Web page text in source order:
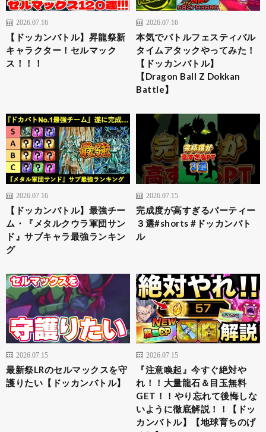
2026.07.16
【ドッカンバトル】昇龍祭新
キャラクター！セルマック
ス！！！
2026.07.16
本気でバトルフェスティバル
タイムアタックやってみた！
【ドッカンバトル】
【Dragon Ball Z Dokkan
Battle】
2026.07.16
【ドッカンバトル】最強チー
ム・『メタルクウラ軍団サン
ド』サブキャラ最強ランキン
グ
2026.07.15
完成度が高すぎるパーティー
３選#shorts #ドッカンバト
ル
2026.07.15
最新祭LRのセルマックスを守
護りたい【ドッカンバトル】
2026.07.15
『注意喚起』今すぐ絶対や
れ！！大量龍石＆目玉無料
GET！！やり忘れて後悔しな
いように徹底解説！！【ドッ
カンバトル】【地球育ちのげ